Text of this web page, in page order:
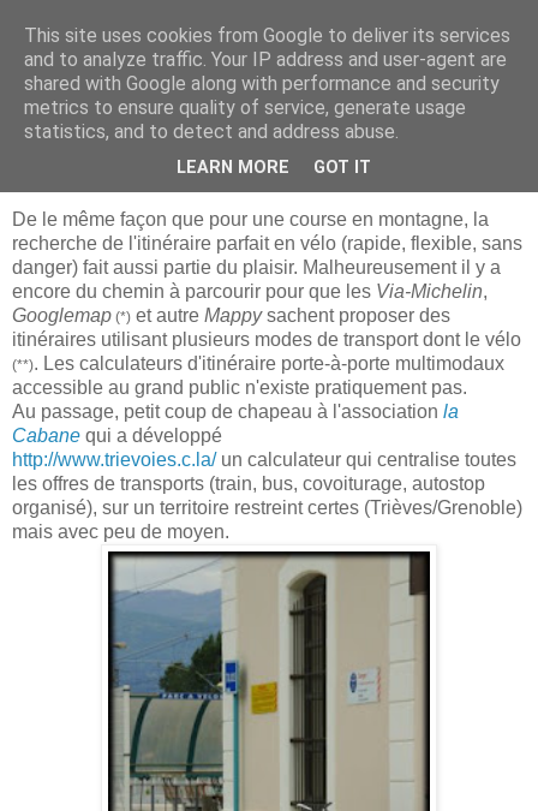
Bougez Autrement
lundi 22 juin 2009
km 17.1 Multimodal
De le même façon que pour une course en montagne, la
recherche de l'itinéraire parfait en vélo (rapide, flexible, sans
danger) fait aussi partie du plaisir. Malheureusement il y a
encore du chemin à parcourir pour que les Via-Michelin,
Googlemap (*) et autre Mappysachent proposer des
itinéraires utilisant plusieurs modes de transport dont le vélo
(**). Les calculateurs d'itinéraire porte-à-porte multimodaux
accessible au grand public n'existe pratiquement pas.
Au passage, petit coup de chapeau à l'association la
Cabane qui a développé
http://www.trievoies.c.la/un calculateur qui centralise toutes
les offres de transports (train, bus, covoiturage, autostop
organisé), sur un territoire restreint certes (Trièves/Grenoble)
mais avec peu de moyen.
This site uses cookies from Google to deliver its services
and to analyze traffic. Your IP address and user-agent are
shared with Google along with performance and security
metrics to ensure quality of service, generate usage
statistics, and to detect and address abuse.
LEARN MORE GOT IT